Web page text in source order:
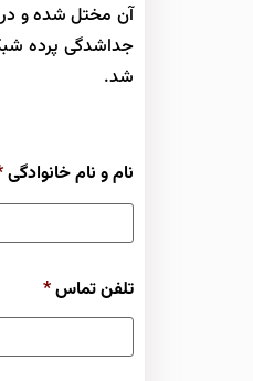
آن مختل شده و در
جداشدگی پرده
شد.
نام و نام خانوادگی
تلفن تماس*